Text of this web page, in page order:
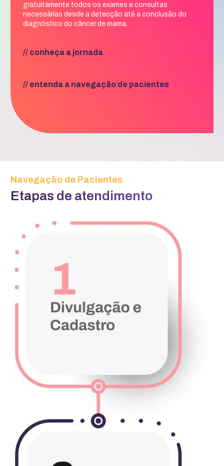
gratuitamente todos os exames e consultas
necessárias desde a detecção até a conclusão do
diagnóstico do câncer de mama.
// conheça a jornada
// entenda a navegação de pacientes
Navegação de Pacientes
Etapas de atendimento